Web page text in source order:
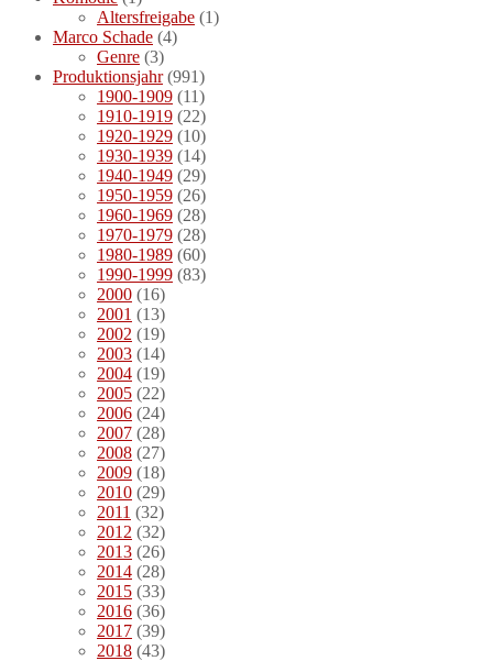
Altersfreigabe (1)
Marco Schade (4)
Genre (3)
Produktionsjahr(991)
1900-1909 (11)
1910-1919 (22)
1920-1929 (10)
1930-1939 (14)
1940-1949 (29)
1950-1959 (26)
1960-1969 (28)
1970-1979 (28)
1980-1989 (60)
1990-1999 (83)
2000 (16)
2001 (13)
2002 (19)
2003 (14)
2004 (19)
2005 (22)
2006 (24)
2007 (28)
2008 (27)
2009 (18)
2010 (29)
2011 (32)
2012 (32)
2013 (26)
2014 (28)
2015 (33)
2016 (36)
2017 (39)
2018 (43)